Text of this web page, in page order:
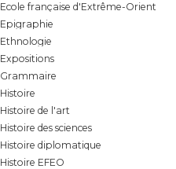
École française d'Extrême-Orient
Épigraphie
Ethnologie
Expositions
Grammaire
Histoire
Histoire de l'art
Histoire des sciences
Histoire diplomatique
Histoire EFEO